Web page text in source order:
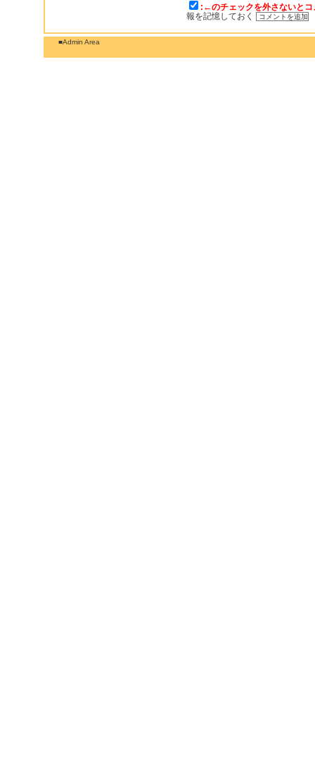
:←のチェックを外さないと
報を記憶しておく
■Admin Area